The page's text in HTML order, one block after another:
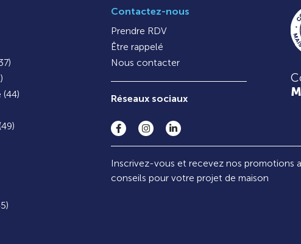
Contactez-nous
Prendre RDV
Être rappelé
Nous contacter
Réseaux sociaux
Inscrivez-vous et recevez nos promotions
conseils pour votre projet de maison